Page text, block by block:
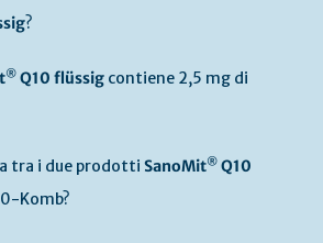
?
® Q10 flüssig contiene 2,5 mg di
tra i due prodotti SanoMit® Q10
Komb?